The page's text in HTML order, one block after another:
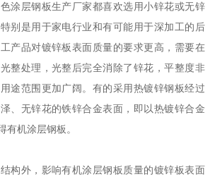
涂层钢板生产厂家都喜欢选用小锌花或无锌
别是用于家电行业和有可能用于深加工的后
产品对镀锌板表面质量的要求更高，需要在
整处理，光整后完全消除了锌花，平整度非
途范围更加广阔。有的采用热镀锌钢板经过
、无锌花的铁锌合金表面，即以热镀锌合金
有机涂层钢板。
构外，影响有机涂层钢板质量的镀锌板表面